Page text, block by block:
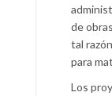
de
tal
para
Los